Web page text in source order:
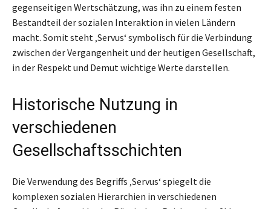
gegenseitigen Wertschätzung, was ihn zu einem festen
Bestandteil der sozialen Interaktion in vielen Ländern
macht. Somit steht ‚Servus‘ symbolisch für die Verbindung
zwischen der Vergangenheit und der heutigen Gesellschaft,
in der Respekt und Demut wichtige Werte darstellen.
Historische Nutzung in
verschiedenen
Gesellschaftsschichten
Die Verwendung des Begriffs ‚Servus‘ spiegelt die
komplexen sozialen Hierarchien in verschiedenen